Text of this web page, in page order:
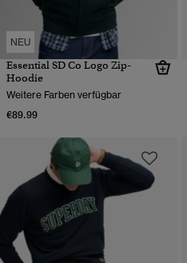
NEU
Essential SD Co Logo Zip-
Hoodie
Weitere Farben verfügbar
€89.99